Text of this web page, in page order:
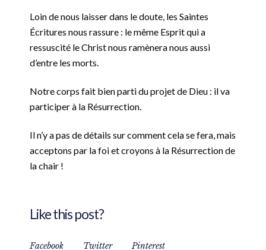
Loin de nous laisser dans le doute, les Saintes
Écritures nous rassure : le même Esprit qui a
ressuscité le Christ nous ramènera nous aussi
d’entre les morts.
Notre corps fait bien parti du projet de Dieu : il va
participer à la Résurrection.
Il n’y a pas de détails sur comment cela se fera, mais
acceptons par la foi et croyons à la Résurrection de
la chair !
Like this post?
Facebook Twitter Pinterest